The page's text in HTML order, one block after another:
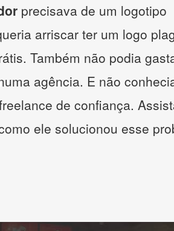
precisava de um logotipo
arriscar ter um logo
Também não podia
agência. E não
de confiança.
ele solucionou esse